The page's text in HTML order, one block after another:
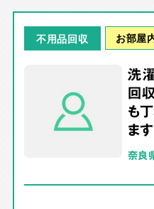
不用品回収 お部屋
洗
回
も
ます
奈良